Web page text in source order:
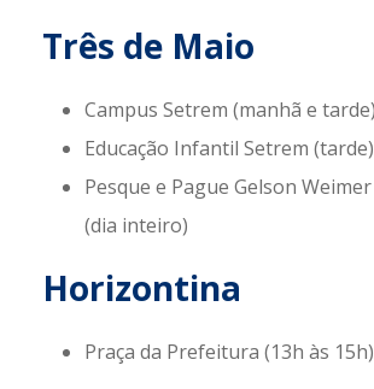
Três de Maio
Campus Setrem (manhã e tarde)
Educação Infantil Setrem (tarde)
Pesque e Pague Gelson
(dia inteiro)
Horizontina
Praça da Prefeitura (13h às 15h)